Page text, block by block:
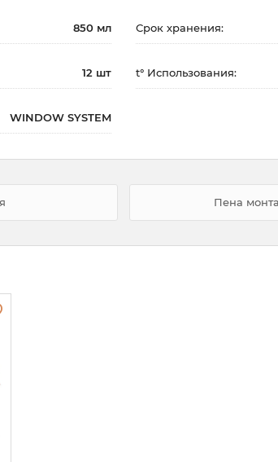
850 мл Срок хранения:
12 шт t° Использования:
WINDOW SYSTEM
Пена